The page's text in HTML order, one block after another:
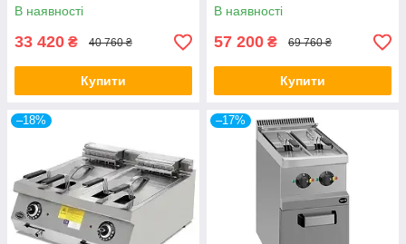
В наявності
33 420 ₴ 40 760 ₴
Купити
В наявності
57 200 ₴ 69 760 ₴
Купити
–18% –17%